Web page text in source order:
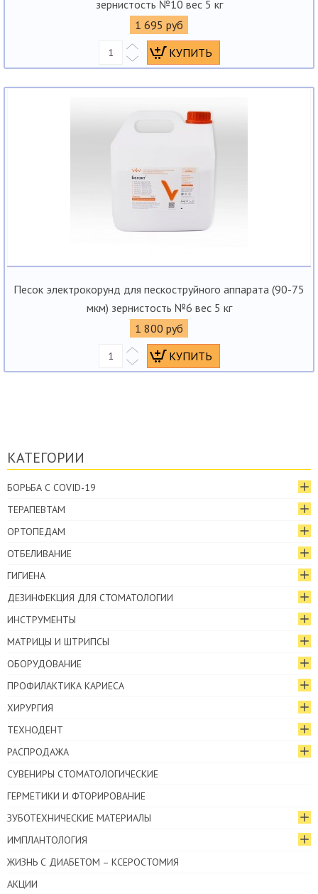
зернистость №10 вес 5 кг
1 695 руб
Песок электрокорунд для пескоструйного аппарата (90-75
мкм) зернистость №6 вес 5 кг
1 800 руб
КАТЕГОРИИ
БОРЬБА С COVID-19
ТЕРАПЕВТАМ
ОРТОПЕДАМ
ОТБЕЛИВАНИЕ
ГИГИЕНА
ДЕЗИНФЕКЦИЯ ДЛЯ СТОМАТОЛОГИИ
ИНСТРУМЕНТЫ
МАТРИЦЫ И ШТРИПСЫ
ОБОРУДОВАНИЕ
ПРОФИЛАКТИКА КАРИЕСА
ХИРУРГИЯ
ТЕХНОДЕНТ
РАСПРОДАЖА
СУВЕНИРЫ СТОМАТОЛОГИЧЕСКИЕ
ГЕРМЕТИКИ И ФТОРИРОВАНИЕ
ЗУБОТЕХНИЧЕСКИЕ МАТЕРИАЛЫ
ИМПЛАНТОЛОГИЯ
ЖИЗНЬ С ДИАБЕТОМ – КСЕРОСТОМИЯ
АКЦИИ